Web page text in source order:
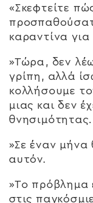
«Σκεφτείτε
καραντίνα
»Τώρα, δεν
γρίπη, αλλά
κολλήσουμε
μιας και δεν
θνησιμότητας.
»Σε έναν μήνα
αυτόν.
»Το πρόβλημα
στις